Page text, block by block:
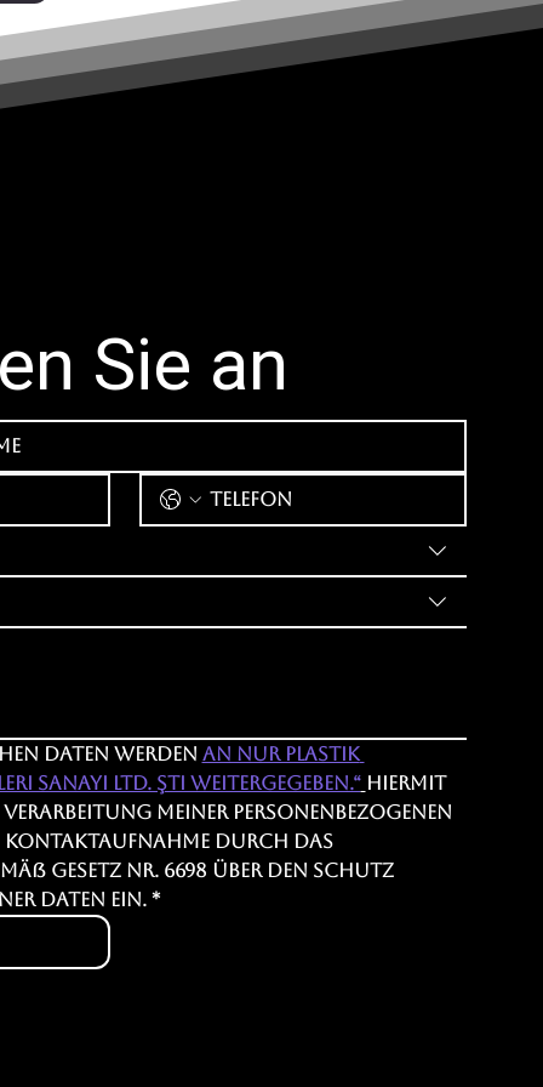
Sie an
Daten werden an Nur Plastik
Sanayi Ltd. Şti weitergegeben.“ Hiermit
meiner personenbezogenen
Kontaktaufnahme durch das
Gesetz Nr. 6698 über den Schutz
Daten ein. *